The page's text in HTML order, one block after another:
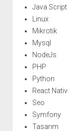
Java Script
Linux
Mikrotik
Mysql
NodeJs
PHP
Python
React
Seo
Symfony
Tasarım